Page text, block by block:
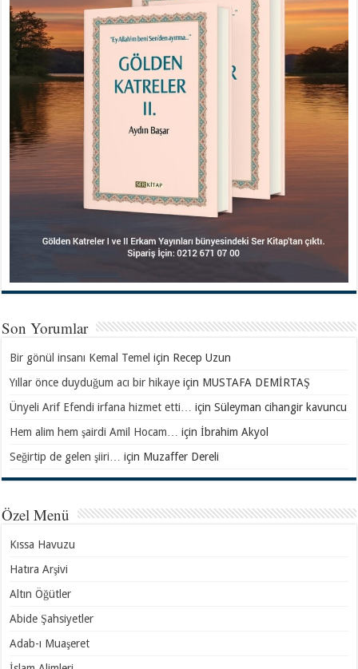
Son Yorumlar
Bir gönül insanı Kemal Temel için Recep Uzun
Yıllar önce duyduğum acı bir hikaye için MUSTAFA DEMİRTAŞ
Ünyeli Arif Efendi irfana hizmet etti…
içinSüleyman cihangir kavuncu
Hem alim hem şairdi Amil Hocam…
içinİbrahim Akyol
Seğirtip de gelen şiiri…
için Muzaffer Dereli
Özel Menü
Kıssa Havuzu
Hatıra Arşivi
Altın Öğütler
Abide Şahsiyetler
Adab-ı Muaşeret